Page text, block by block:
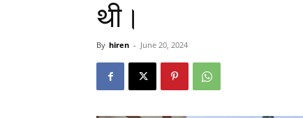
थी।
By hiren - June 20, 2024